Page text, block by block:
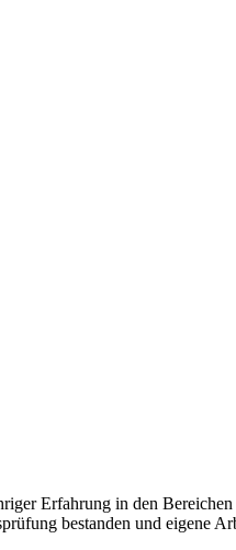
Erfahrung in den
bestanden und eigene